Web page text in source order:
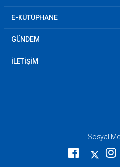
E-KÜTÜPHANE
GÜNDEM
İLETİŞİM
Sosyal